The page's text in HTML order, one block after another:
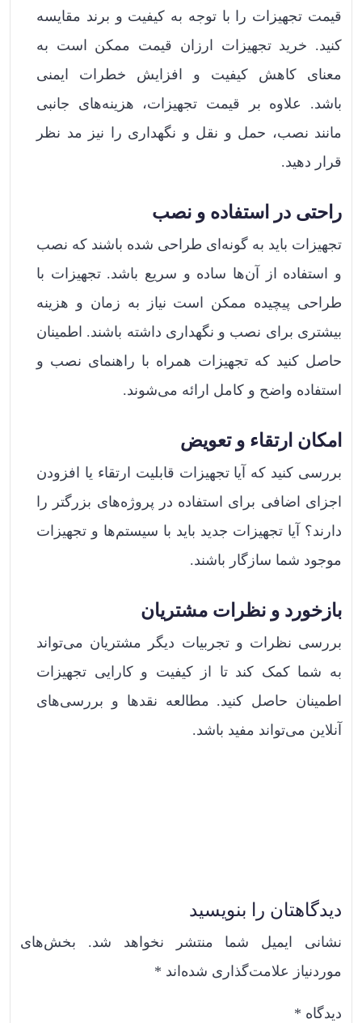
قیمت تجهیزات را با توجه به کیفیت و برند مقایسه
کنید. خرید تجهیزات ارزان قیمت ممکن است به
معنای کاهش کیفیت و افزایش خطرات ایمنی
باشد. علاوه بر قیمت تجهیزات، هزینه‌های جانبی
مانند نصب، حمل و نقل و نگهداری را نیز مد نظر
قرار دهید.
راحتی در استفاده و نصب
تجهیزات باید به گونه‌ای طراحی شده باشند که نصب
و استفاده از آن‌ها ساده و سریع باشد. تجهیزات با
طراحی پیچیده ممکن است نیاز به زمان و هزینه
بیشتری برای نصب و نگهداری داشته باشند. اطمینان
حاصل کنید که تجهیزات همراه با راهنمای نصب و
استفاده واضح و کامل ارائه می‌شوند.
امکان ارتقاء و تعویض
بررسی کنید که آیا تجهیزات قابلیت ارتقاء یا افزودن
اجزای اضافی برای استفاده در پروژه‌های بزرگتر را
دارند؟ آیا تجهیزات جدید باید با سیستم‌ها و تجهیزات
موجود شما سازگار باشند.
بازخورد و نظرات مشتریان
بررسی نظرات و تجربیات دیگر مشتریان می‌تواند
به شما کمک کند تا از کیفیت و کارایی تجهیزات
اطمینان حاصل کنید. مطالعه نقدها و بررسی‌های
آنلاین می‌تواند مفید باشد.
دیدگاهتان را بنویسید
نشانی ایمیل شما منتشر نخواهد شد.
بخش‌های
موردنیاز علامت‌گذاری شده‌اند *
دیدگاه *